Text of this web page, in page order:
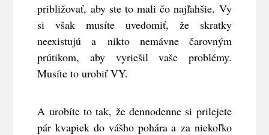
približovať, aby ste to mali čo najľahšie. Vy
si však musíte uvedomiť, že skratky
neexistujú a nikto nemávne čarovným
prútikom, aby vyriešil vaše problémy.
Musíte to urobiť VY.
A urobíte to tak, že dennodenne si prilejete
pár kvapiek do vášho pohára a za niekoľko